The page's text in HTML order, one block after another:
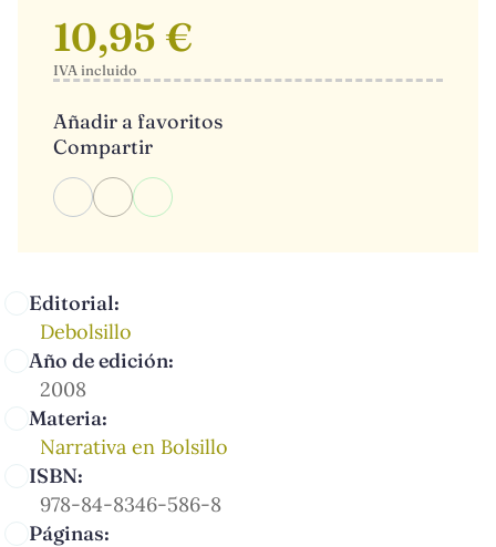
Editorial:
Debolsillo
Año de edición:
2008
Materia:
Narrativa en Bolsillo
ISBN:
978-84-8346-586-8
Páginas:
10,95 €
IVA incluido
Añadir a favoritos
Compartir